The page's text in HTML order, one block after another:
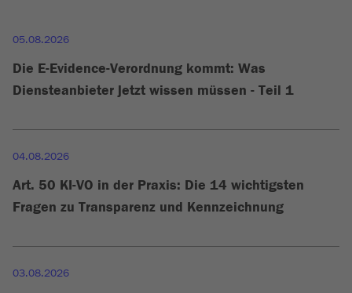
05.08.2026
Die E-Evidence-Verordnung kommt: Was
Diensteanbieter jetzt wissen müssen - Teil 1
04.08.2026
Art. 50 KI-VO in der Praxis: Die 14 wichtigsten
Fragen zu Transparenz und Kennzeichnung
03.08.2026